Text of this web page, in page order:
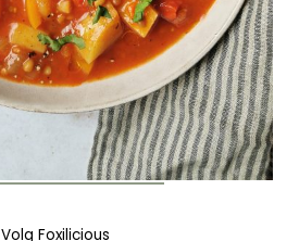
Volg Foxilicious